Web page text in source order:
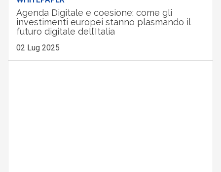
Agenda Digitale e coesione: come gli
investimenti europei stanno plasmando il
futuro digitale dell’Italia
02 Lug 2025